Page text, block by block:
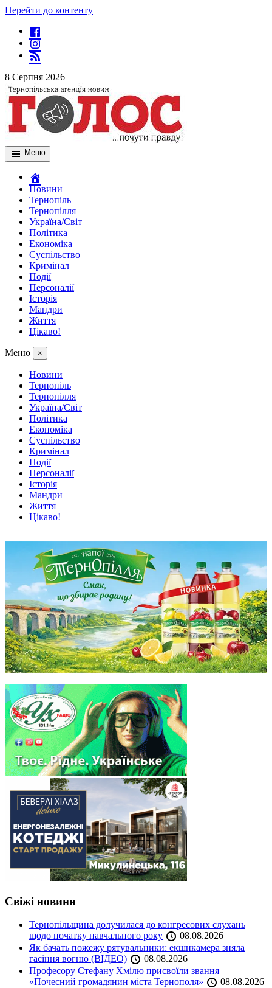
Перейти до контенту
8 Серпня 2026
Меню
Новини
Тернопіль
Тернопілля
Україна/Світ
Політика
Економіка
Суспільство
Кримінал
Події
Персоналії
Історія
Мандри
Життя
Цікаво!
Меню ×
Новини
Тернопіль
Тернопілля
Україна/Світ
Політика
Економіка
Суспільство
Кримінал
Події
Персоналії
Історія
Мандри
Життя
Цікаво!
Свіжі новини
Тернопільщина долучилася до конгресових слухань
щодо початку навчального року
08.08.2026
Як бачать пожежу рятувальники: екшнкамера зняла
гасіння вогню (ВІДЕО)
08.08.2026
Професору Стефану Хмілю присвоїли звання
«Почесний громадянин міста Тернополя»
08.08.2026